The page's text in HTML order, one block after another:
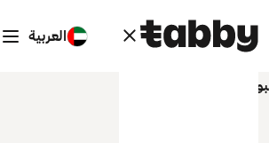
العربية
ستار